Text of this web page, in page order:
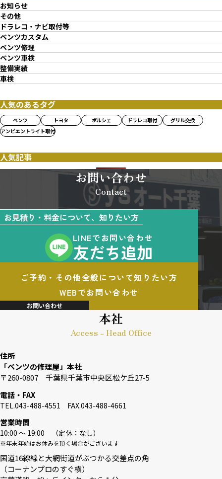
お知らせ
その他
ドラレコ・ナビ取付等
ベンツカスタム
ベンツ修理
ベンツ車検
整備実績
車検
人気のあるタグ
ベンツ トヨタ ポルシェ ドラレコ取付
グリル交換
アンビエントライト取付
人気記事
お問い合わせ
Contact
お見積り・料金について、知りたい方
LINEでお問い合わせ
友だち追加
ご予約・その他全般について知りたい方
WEBでお問い合わせ
お問い合わせ
本社
Access - Head Office
住所
「ベンツの修理屋」本社
〒260-0807 千葉県千葉市中央区松ケ丘27-5
電話・FAX
TEL.043-488-4551 FAX.043-488-4661
営業時間
10:00 〜 19:00 （定休：なし）
※年末年始はお休みを頂く場合がございます
国道16線線と大網街道がぶつかる交差点の角
（コーナンプロのすぐ横）